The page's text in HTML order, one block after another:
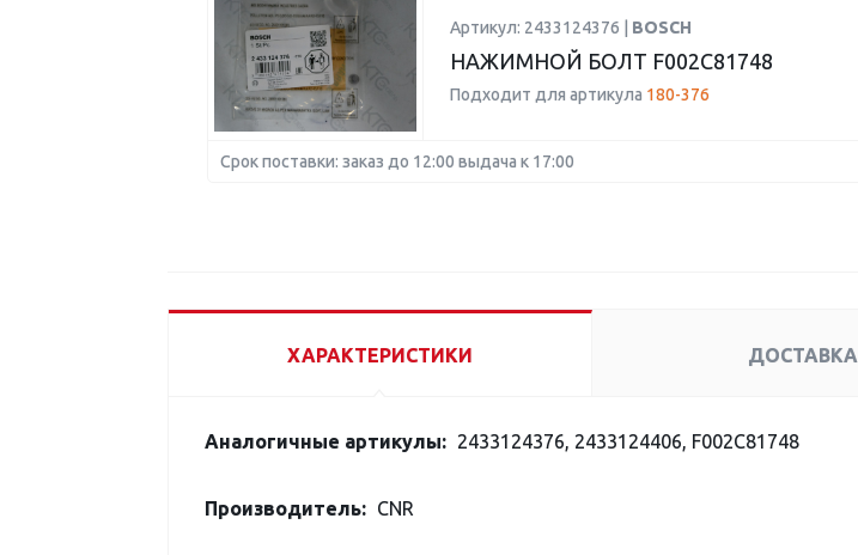
Артикул: 2433124376 | BOSCH
НАЖИМНОЙ БОЛТ F002C81748
Подходит для артикула 180-376
Срок поставки: заказ до 12:00 выдача к 17:00
ХАРАКТЕРИСТИКИ ДОСТАВКА
Аналогичные артикулы: 2433124376, 2433124406, F002C81748
Производитель: CNR